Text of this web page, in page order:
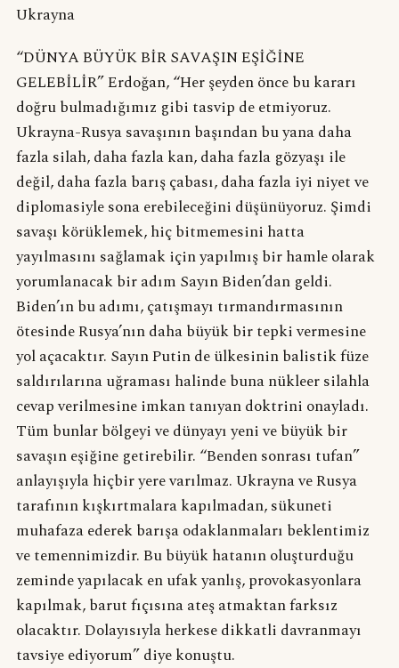
Ukrayna
“DÜNYA BÜYÜK BİR SAVAŞIN EŞİĞİNE
GELEBİLİR” Erdoğan, “Her şeyden önce bu kararı
doğru bulmadığımız gibi tasvip de etmiyoruz.
Ukrayna-Rusya savaşının başından bu yana daha
fazla silah, daha fazla kan, daha fazla gözyaşı ile
değil, daha fazla barış çabası, daha fazla iyi niyet ve
diplomasiyle sona erebileceğini düşünüyoruz. Şimdi
savaşı körüklemek, hiç bitmemesini hatta
yayılmasını sağlamak için yapılmış bir hamle olarak
yorumlanacak bir adım Sayın Biden’dan geldi.
Biden’ın bu adımı, çatışmayı tırmandırmasının
ötesinde Rusya’nın daha büyük bir tepki vermesine
yol açacaktır. Sayın Putin de ülkesinin balistik füze
saldırılarına uğraması halinde buna nükleer silahla
cevap verilmesine imkan tanıyan doktrini onayladı.
Tüm bunlar bölgeyi ve dünyayı yeni ve büyük bir
savaşın eşiğine getirebilir. “Benden sonrası tufan”
anlayışıyla hiçbir yere varılmaz. Ukrayna ve Rusya
tarafının kışkırtmalara kapılmadan, sükuneti
muhafaza ederek barışa odaklanmaları beklentimiz
ve temennimizdir. Bu büyük hatanın oluşturduğu
zeminde yapılacak en ufak yanlış, provokasyonlara
kapılmak, barut fıçısına ateş atmaktan farksız
olacaktır. Dolayısıyla herkese dikkatli davranmayı
tavsiye ediyorum” diye konuştu.